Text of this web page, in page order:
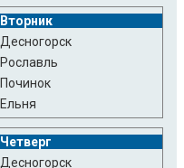
Вторник
Десногорск
Рославль
Починок
Ельня
Четверг
Десногорск